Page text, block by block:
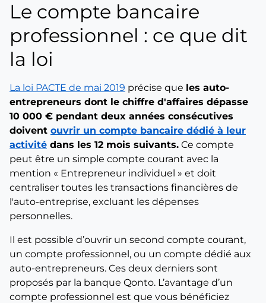
Le compte bancaire
professionnel : ce que dit
la loi
La loi PACTE de mai 2019 précise que les auto-
entrepreneurs dont le chiffre d'affaires dépasse
10 000 € pendant deux années consécutives
doivent ouvrir un compte bancaire dédié à leur
activité dans les 12 mois suivants. Ce compte
peut être un simple compte courant avec la
mention « Entrepreneur individuel » et doit
centraliser toutes les transactions financières de
l'auto-entreprise, excluant les dépenses
personnelles.
Il est possible d’ouvrir un second compte courant,
un compte professionnel, ou un compte dédié aux
auto-entrepreneurs. Ces deux derniers sont
proposés par la banque Qonto. L’avantage d’un
compte professionnel est que vous bénéficiez